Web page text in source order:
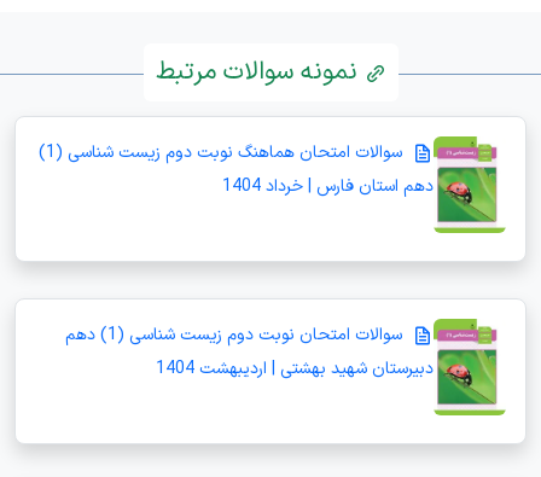
نمونه سوالات مرتبط
سوالات امتحان هماهنگ نوبت دوم زیست شناسی (1)
دهم استان فارس | خرداد 1404
سوالات امتحان نوبت دوم زیست شناسی (1) دهم
دبیرستان شهید بهشتی | اردیبهشت 1404